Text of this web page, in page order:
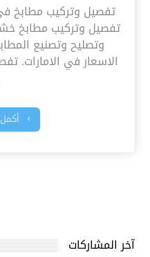
تفصيل وتركيب مطابخ
تفصيل وتركيب مطابخ
وتصليح وتصنيع
الاسعار في الامارات.
آخر المشاركات